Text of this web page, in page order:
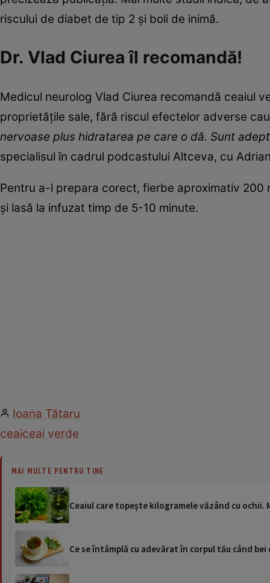
riscului de diabet de tip 2 și boli de inimă.
Dr. Vlad Ciurea îl recomandă!
Medicul neurolog Vlad Ciurea recomandă ceaiul
proprietățile sale, fără riscul efectelor adverse
nervoase plus hidratarea pe care o dă. Sunt
specialisul în cadrul podcastului Altceva, cu
Pentru a-l prepara corect, fierbe aproximativ
și lasă la infuzat timp de 5-10 minute.
Ioana Tătaru
ceaiceai verde
MAI MULTE PENTRU TINE
Ceaiul care topește kilogramele văzând cu ochii.
Ce se întâmplă cu adevărat în corpul tău când bei